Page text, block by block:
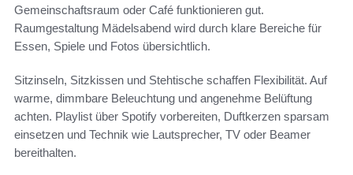
Gemeinschaftsraum oder Café funktionieren gut.
Raumgestaltung Mädelsabend wird durch klare Bereiche für
Essen, Spiele und Fotos übersichtlich.
Sitzinseln, Sitzkissen und Stehtische schaffen Flexibilität. Auf
warme, dimmbare Beleuchtung und angenehme Belüftung
achten. Playlist über Spotify vorbereiten, Duftkerzen sparsam
einsetzen und Technik wie Lautsprecher, TV oder Beamer
bereithalten.